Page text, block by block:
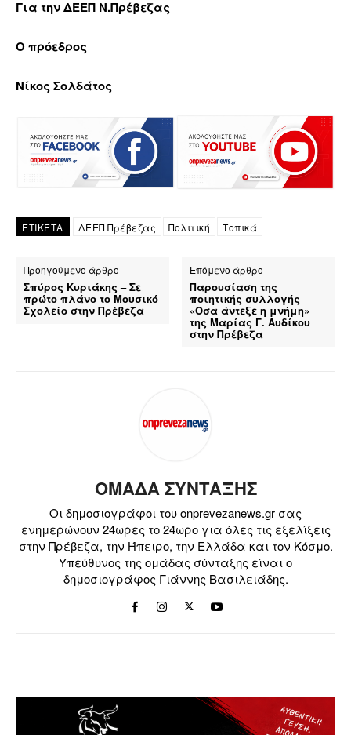
Για την ΔΕΕΠ Ν.Πρέβεζας
Ο πρόεδρος
Νίκος Σολδάτος
ΕΤΙΚΕΤΑ ΔΕΕΠ Πρέβεζας Πολιτική Τοπικά
Προηγούμενο άρθρο
Σπύρος Κυριάκης – Σε
πρώτο πλάνο το Μουσικό
Σχολείο στην Πρέβεζα
Επόμενο άρθρο
Παρουσίαση της
ποιητικής συλλογής
«Όσα άντεξε η μνήμη»
της Μαρίας Γ. Αυδίκου
στην Πρέβεζα
ΟΜΑΔΑ ΣΥΝΤΑΞΗΣ
Οι δημοσιογράφοι του onprevezanews.gr σας
ενημερώνουν 24ωρες το 24ωρο για όλες τις εξελίξεις
στην Πρέβεζα, την Ήπειρο, την Ελλάδα και τον Κόσμο.
Υπεύθυνος της ομάδας σύνταξης είναι ο
δημοσιογράφος Γιάννης Βασιλειάδης.